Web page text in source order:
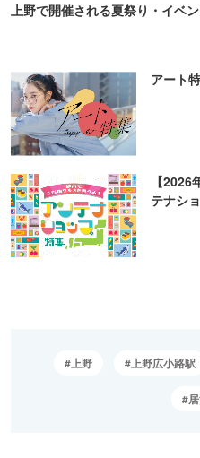
上野で開催される夏祭り・イベ
アート
【
テナシ
上野 上野広小路駅